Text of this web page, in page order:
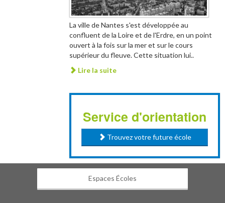
La ville de Nantes s'est développée au
confluent de la Loire et de l'Erdre, en un point
ouvert à la fois sur la mer et sur le cours
supérieur du fleuve. Cette situation lui..
Lire la suite
Service d'orientation
Trouvez votre future école
Espaces Écoles